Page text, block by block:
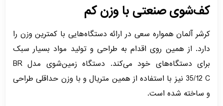
کف‌شوی صنعتی با وزن کم
کرشر آلمان همواره سعی در ارائه دستگاه‌هایی با کمترین وزن را
دارد. از همین روی اقدام به طراحی و تولید مواد بسیار سبک
برای دستگاه‌های خود می‌کند. دستگاه زمین‌شوی مدل BR
35/12 C نیز با استفاده از همین متریال و با وزن حداقلی طراحی
و ساخته شده است.